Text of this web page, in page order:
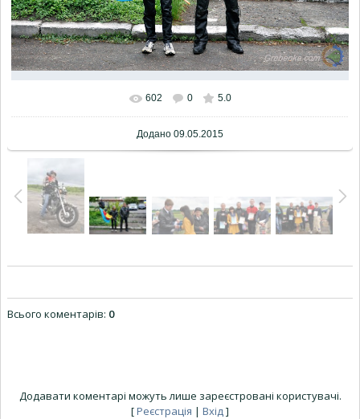
602 0 5.0
Додано 09.05.2015
Всього коментарів: 0
Додавати коментарі можуть лише зареєстровані користувачі.
[Реєстрація | Вхід ]